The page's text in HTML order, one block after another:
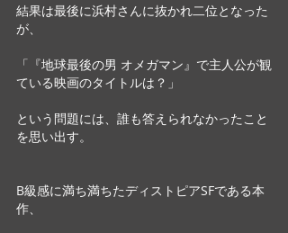
結果は最後に浜村さんに抜かれ二位となった
が、
「『地球最後の男 オメガマン』で主人公が観
ている映画のタイトルは？」
という問題には、誰も答えられなかったこと
を思い出す。
B級感に満ち満ちたディストピアSFである本
作、